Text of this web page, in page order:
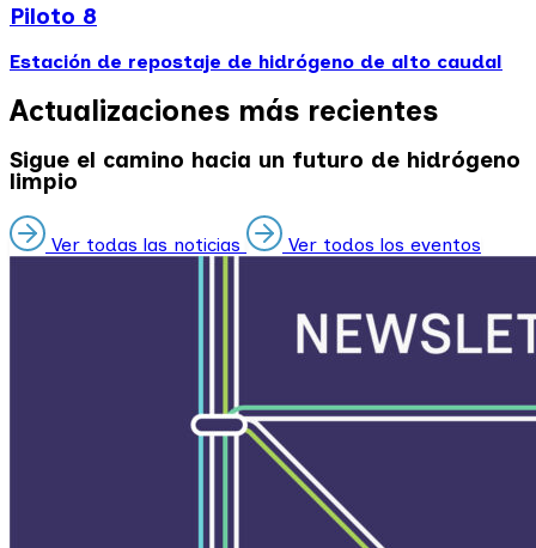
Piloto 8
Estación de repostaje de hidrógeno de alto caudal
Actualizaciones más recientes
Sigue el camino hacia un futuro de hidrógeno
limpio
Ver todas las noticias Ver todos los eventos